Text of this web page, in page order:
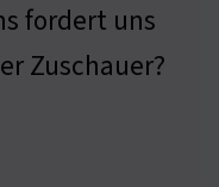
fordert uns
Zuschauer?